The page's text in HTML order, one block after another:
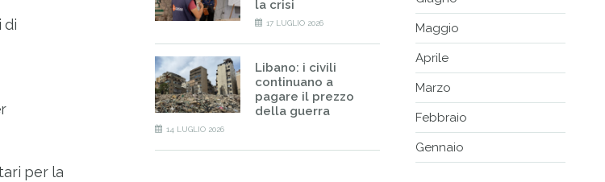
di
per la
la crisi
17 LUGLIO 2026
Libano: i civili
continuano a
pagare il prezzo
della guerra
14 LUGLIO 2026
Maggio
Aprile
Marzo
Febbraio
Gennaio